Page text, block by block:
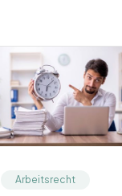
Arbeitsrecht